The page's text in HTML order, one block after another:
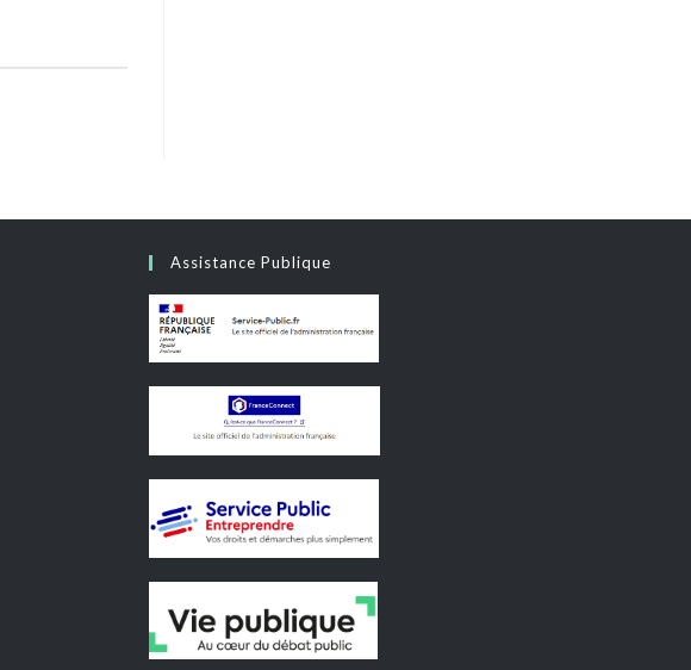
Assistance Publique